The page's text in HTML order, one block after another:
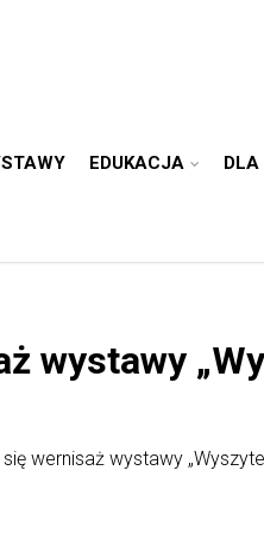
EDUKACJA DLA
wystawy
się wernisaż wystawy